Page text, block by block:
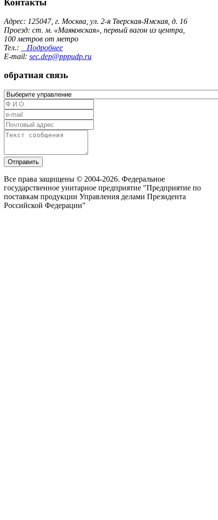
Контакты
Адрес: 125047, г. Москва, ул. 2-я Тверская-Ямская, д. 16
Проезд: ст. м. «Маяковская», первый вагон из центра,
100 метров от метро
Тел.:
Подробнее
E-mail: sec.dep@pppudp.ru
обратная связь
Отправить
Все права защищены © 2004-2026. Федеральное
государственное унитарное предприятие "Предприятие по
поставкам продукции Управления делами Президента
Российской Федерации"